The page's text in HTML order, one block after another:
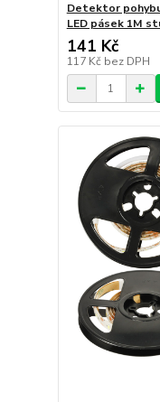
Detektor
LED pásek 1M
141 Kč
117 Kč bez DPH